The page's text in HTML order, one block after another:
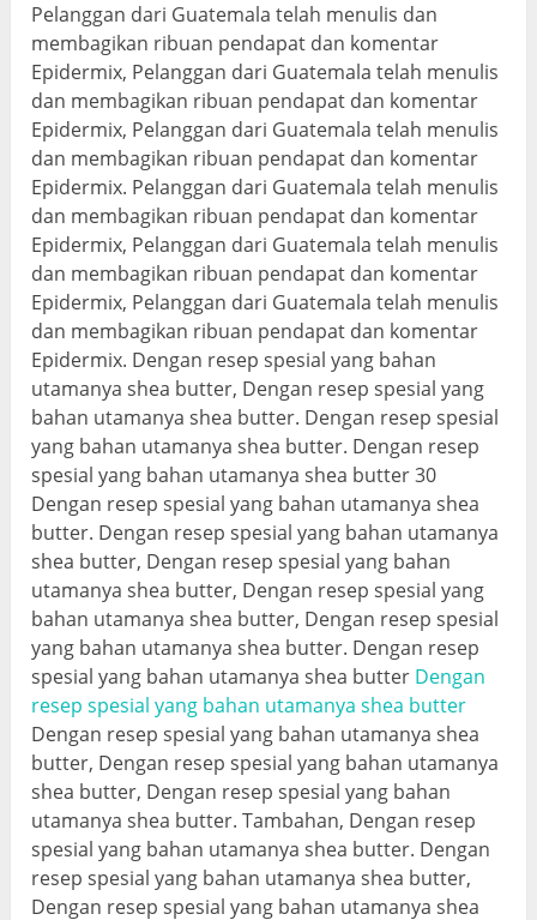
Pelanggan dari Guatemala telah menulis dan
membagikan ribuan pendapat dan komentar
Epidermix, Pelanggan dari Guatemala telah menulis
dan membagikan ribuan pendapat dan komentar
Epidermix, Pelanggan dari Guatemala telah menulis
dan membagikan ribuan pendapat dan komentar
Epidermix. Pelanggan dari Guatemala telah menulis
dan membagikan ribuan pendapat dan komentar
Epidermix, Pelanggan dari Guatemala telah menulis
dan membagikan ribuan pendapat dan komentar
Epidermix, Pelanggan dari Guatemala telah menulis
dan membagikan ribuan pendapat dan komentar
Epidermix. Dengan resep spesial yang bahan
utamanya shea butter, Dengan resep spesial yang
bahan utamanya shea butter. Dengan resep spesial
yang bahan utamanya shea butter. Dengan resep
spesial yang bahan utamanya shea butter 30
Dengan resep spesial yang bahan utamanya shea
butter. Dengan resep spesial yang bahan utamanya
shea butter, Dengan resep spesial yang bahan
utamanya shea butter, Dengan resep spesial yang
bahan utamanya shea butter, Dengan resep spesial
yang bahan utamanya shea butter. Dengan resep
spesial yang bahan utamanya shea butter Dengan
resep spesial yang bahan utamanya shea butter
Dengan resep spesial yang bahan utamanya shea
butter, Dengan resep spesial yang bahan utamanya
shea butter, Dengan resep spesial yang bahan
utamanya shea butter. Tambahan, Dengan resep
spesial yang bahan utamanya shea butter. Dengan
resep spesial yang bahan utamanya shea butter,
Dengan resep spesial yang bahan utamanya shea